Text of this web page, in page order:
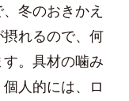
冬のおきかえ
れるので、何
。具材の噛み
人的には、ロ